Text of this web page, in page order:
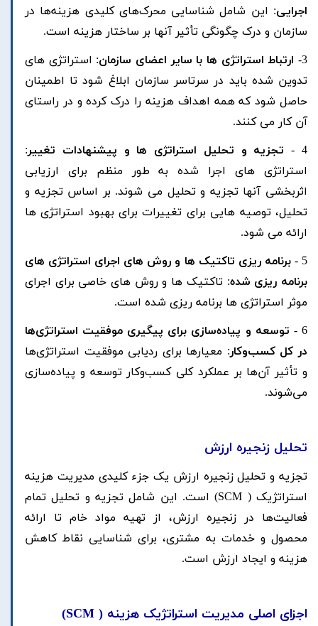
اجرایی: این شامل شناسایی محرک‌های کلیدی هزینه‌ها در
سازمان و درک چگونگی تأثیر آنها بر ساختار هزینه است.
3- ارتباط استراتژی ها با سایر اعضای سازمان: استراتژی های
تدوین شده باید در سرتاسر سازمان ابلاغ شود تا اطمینان
حاصل شود که همه اهداف هزینه را درک کرده و در راستای
آن کار می کنند.
4 -
تجزیه و تحلیل استراتژی ها و پیشنهادات تغییر:
استراتژی های اجرا شده به طور منظم برای ارزیابی
اثربخشی آنها تجزیه و تحلیل می شوند. بر اساس تجزیه و
تحلیل، توصیه هایی برای تغییرات برای بهبود استراتژی ها
ارائه می شود.
5 -
برنامه ریزی تاکتیک ها و روش های اجرای استراتژی های
برنامه ریزی شده: تاکتیک ها و روش های خاصی برای اجرای
موثر استراتژی ها برنامه ریزی شده است.
6 -
توسعه و پیاده‌سازی برای پیگیری موفقیت استراتژی‌ها
در کل کسب‌وکار: معیارها برای ردیابی موفقیت استراتژی‌ها
و تأثیر آن‌ها بر عملکرد کلی کسب‌وکار توسعه و پیاده‌سازی
می‌شوند.
تحلیل زنجیره ارزش
تجزیه و تحلیل زنجیره ارزش یک جزء کلیدی مدیریت هزینه
استراتژیک ( SCM) است. این شامل تجزیه و تحلیل تمام
فعالیت‌ها در زنجیره ارزش، از تهیه مواد خام تا ارائه
محصول و خدمات به مشتری، برای شناسایی نقاط کاهش
هزینه و ایجاد ارزش است.
اجزای اصلی مدیریت استراتژیک هزینه ( SCM
)